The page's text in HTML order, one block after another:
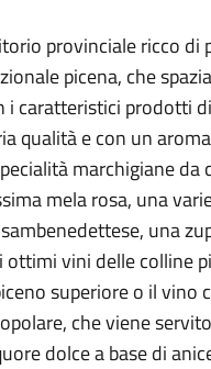
provinciale ricco di
picena, che
i caratteristici prodotti
qualità e con un
marchigiane da
mela rosa, una
una
vini delle colline
superiore o il
che viene
dolce a base di